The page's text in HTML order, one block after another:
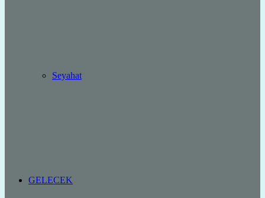
Seyahat
GELECEK